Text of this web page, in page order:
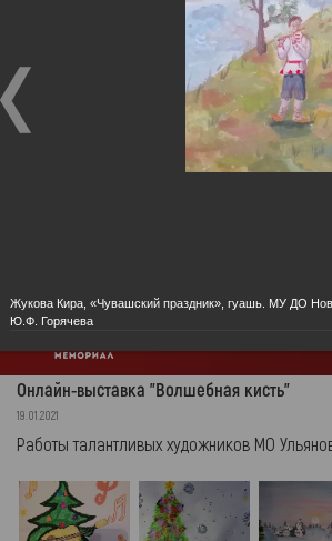
Музей-мемориал В. И. Ленина
Онлайн-выставка "Волшебная кисть"
19.01.2021
Работы талантливых художников МО
Жукова Кира, «Чувашский праздник», гуашь. МУ ДО
Ю.Ф. Горячева